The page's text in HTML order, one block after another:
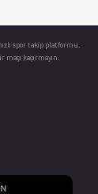
spor takip platformu.
kaçırmayın.